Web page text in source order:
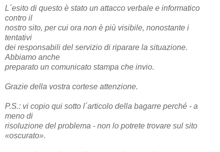
L´esito di questo è stato un attacco verbale e informatico
contro il
nostro sito, per cui ora non è più visibile, nonostante i
tentativi
dei responsabili del servizio di riparare la situazione.
Abbiamo anche
preparato un comunicato stampa che invio.
Grazie della vostra cortese attenzione.
P.S.: vi copio qui sotto l´articolo della bagarre perché - a
meno di
risoluzione del problema - non lo potrete trovare sul sito
«oscurato».